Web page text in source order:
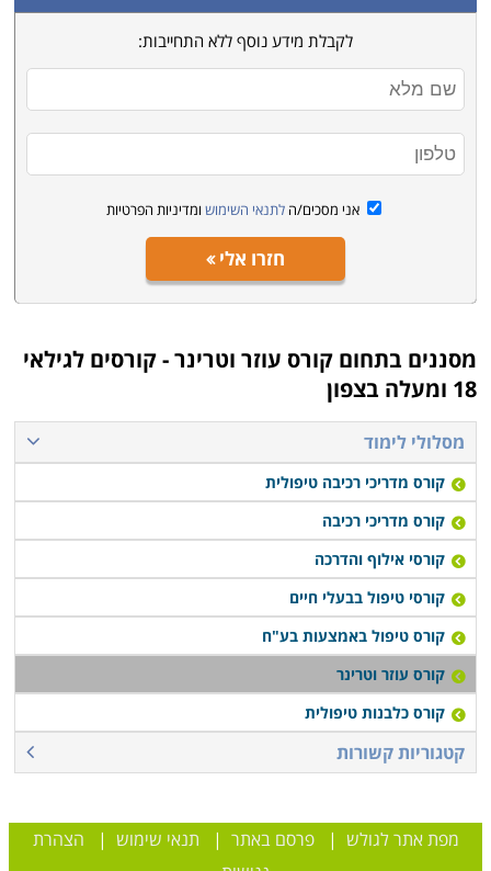
לקבלת מידע נוסף ללא התחייבות:
אני מסכים/ה לתנאי השימוש ומדיניות הפרטיות
חזרו אלי
מסננים בתחום קורס עוזר וטרינר - קורסים לגילאי
18 ומעלה בצפון
מסלולי לימוד
קורס מדריכי רכיבה טיפולית
קורס מדריכי רכיבה
קורסי אילוף והדרכה
קורסי טיפול בבעלי חיים
קורס טיפול באמצעות בע"ח
קורס עוזר וטרינר
קורס כלבנות טיפולית
קטגוריות קשורות
מפת אתר לגולש |פרסם באתר | תנאי שימוש | הצהרת